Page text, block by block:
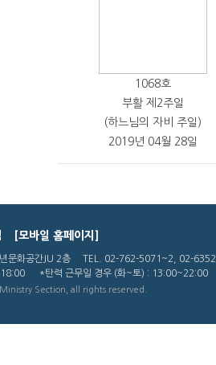
1068호
부활 제2주일
(하느님의 자비 주일)
2019년 04월 28일
[모바일 홈페이지]
문화공간JU 2층
TEL. 02-762-5071~2, 02-
*탄력 근무일 경우 (화~토) : 13:00~22:00
Section, all rights reserved.